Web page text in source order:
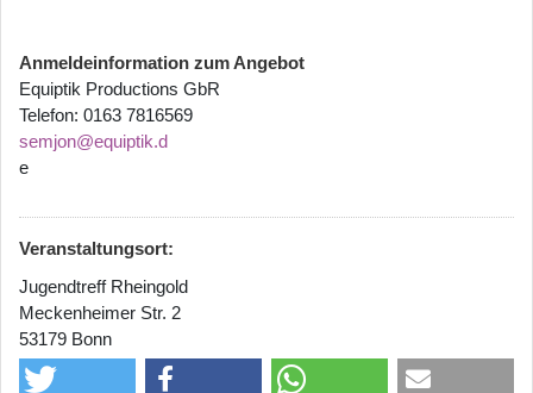
Anmeldeinformation zum Angebot
Equiptik Productions GbR
Telefon: 0163 7816569
semjon@equiptik.d
e
Veranstaltungsort:
Jugendtreff Rheingold
Meckenheimer Str. 2
53179 Bonn